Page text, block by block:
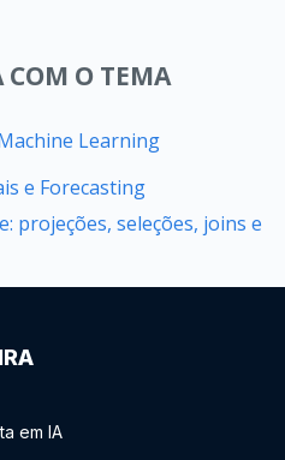
COM O TEMA
Learning
e Forecasting
projeções, seleções, joins e
em IA